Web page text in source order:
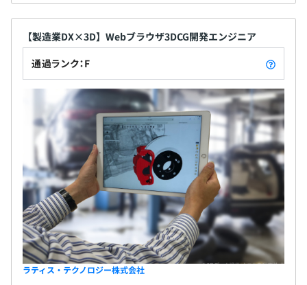
・新しい技術があれば、積極的に導入してみて社内で検証
し、製品化を検討します。
・半年スパンで開発内容を検討し、工数と加味したうえ
で実施します。
・穏やかな人が多く、落ち着いた雰囲気で腰を据えて開発
に取り組めます。
【製造業DX×3D】Webブラウザ3DCG開発エンジニア
通過ランク：F
ラティス・テクノロジー株式会社